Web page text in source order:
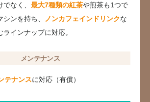
なく、 最大7種類の紅茶や煎茶も1つで
ンを持ち、
ノンカフェインドリンクな
ラインナップに対応。
メンテナンス
テナンスに対応（有償）